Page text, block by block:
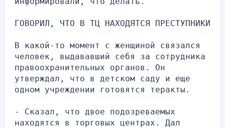
ГОВОРИЛ, ЧТО В ТЦ НАХОДЯТСЯ ПРЕСТУПНИКИ
В какой-то момент с женщиной связался
человек, выдававший себя за сотрудника
правоохранительных органов. Он
утверждал, что в детском саду и еще
одном учреждении готовятся теракты.
- Сказал, что двое подозреваемых
находятся в торговых центрах. Дал